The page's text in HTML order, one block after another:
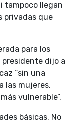
tampoco llegan
privadas que
para los
presidente dijo a
“sin una
las mujeres,
vulnerable”.
básicas. No